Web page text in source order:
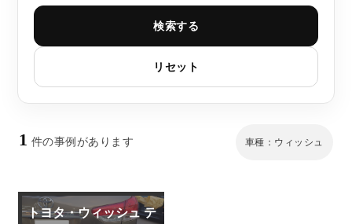
検索する
リセット
1 件の事例があります 車種：ウィッシュ
トヨタ・ウィッシュ テ